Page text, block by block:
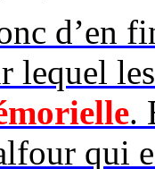
d’en
lequel
.
qui